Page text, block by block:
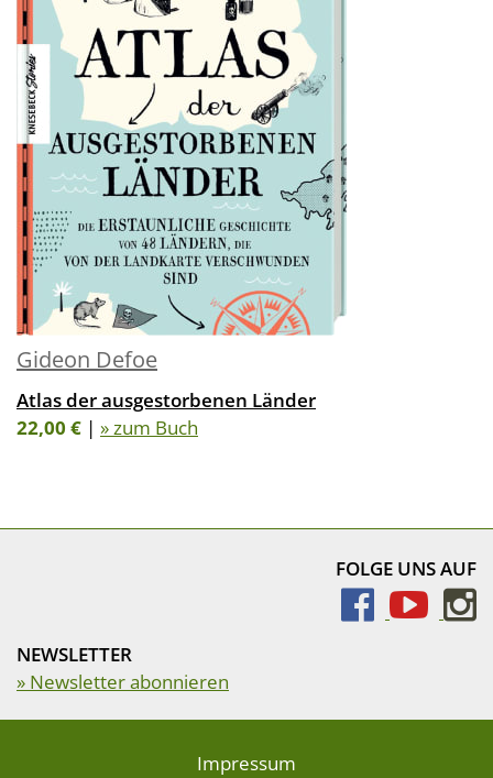
Gideon Defoe
Atlas der ausgestorbenen Länder
22,00 € | » zum Buch
FOLGE UNS AUF
NEWSLETTER
» Newsletter abonnieren
Impressum